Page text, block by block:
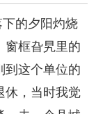
文学评论
作家新作
的夕阳灼烧
窗框旮旯里的
到这个单位的
休，当时我觉